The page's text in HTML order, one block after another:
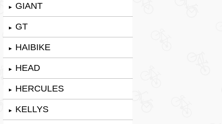
► GIANT
► GT
► HAIBIKE
► HEAD
► HERCULES
► KELLYS